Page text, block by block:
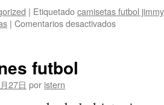
| Etiquetadocamisetas futbol jimmy
| Comentarios desactivadosen
futbol
27日 por istern